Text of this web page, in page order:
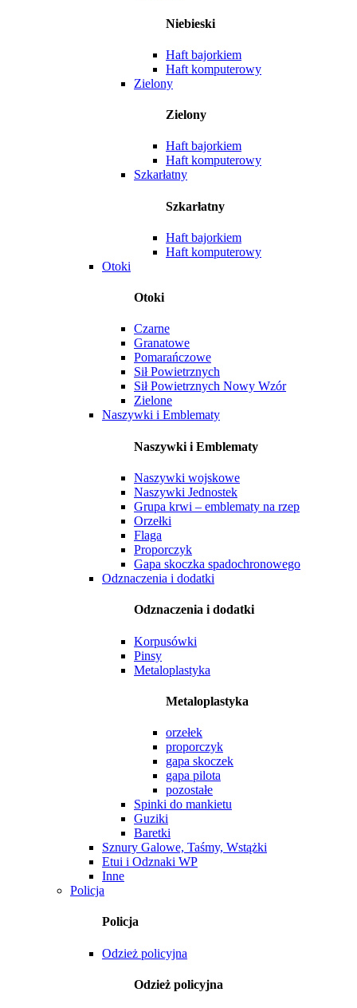
Niebieski
Haft bajorkiem
Haft komputerowy
Zielony
Zielony
Haft bajorkiem
Haft komputerowy
Szkarłatny
Szkarłatny
Haft bajorkiem
Haft komputerowy
Otoki
Otoki
Czarne
Granatowe
Pomarańczowe
Sił Powietrznych
Sił Powietrznych Nowy Wzór
Zielone
Naszywki i Emblematy
Naszywki i Emblematy
Naszywki wojskowe
Naszywki Jednostek
Grupa krwi – emblematy na rzep
Orzełki
Flaga
Proporczyk
Gapa skoczka spadochronowego
Odznaczenia i dodatki
Odznaczenia i dodatki
Korpusówki
Pinsy
Metaloplastyka
Metaloplastyka
orzełek
proporczyk
gapa skoczek
gapa pilota
pozostałe
Spinki do mankietu
Guziki
Baretki
Sznury Galowe, Taśmy, Wstążki
Etui i Odznaki WP
Inne
Policja
Policja
Odzież policyjna
Odzież policyjna